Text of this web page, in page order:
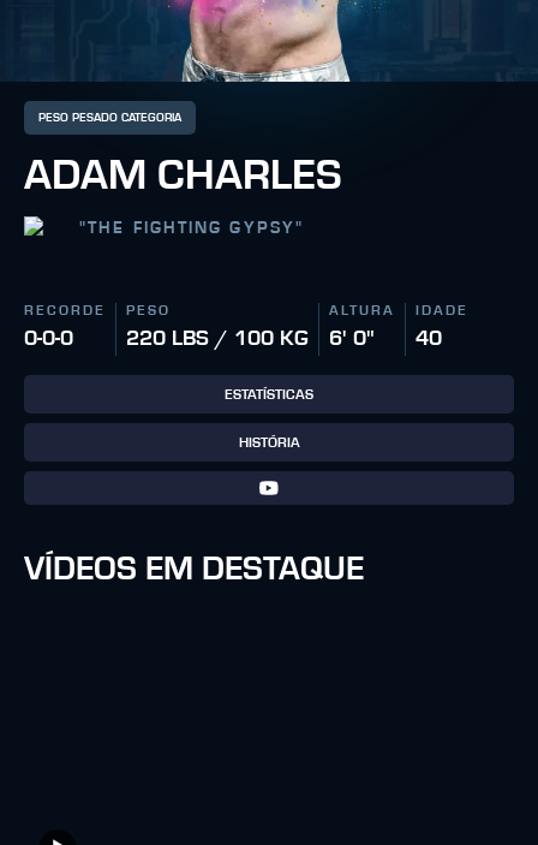
PESO PESADO CATEGORIA
ADAM CHARLES
"THE FIGHTING GYPSY "
RECORDE
0-0-0
PESO
220 LBS / 100 KG
ALTURA
6' 0"
IDADE
40
ESTATÍSTICAS
HISTÓRIA
VÍDEOS EM DESTAQUE